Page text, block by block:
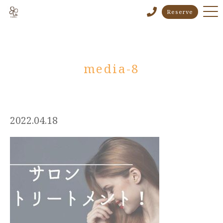
Reserve
media-8
2022.04.18